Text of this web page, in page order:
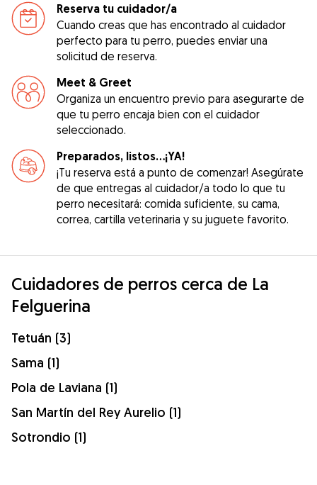
Reserva tu cuidador/a
Cuando creas que has encontrado al cuidador
perfecto para tu perro, puedes enviar una
solicitud de reserva.
Meet & Greet
Organiza un encuentro previo para asegurarte de
que tu perro encaja bien con el cuidador
seleccionado.
Preparados, listos...¡YA!
¡Tu reserva está a punto de comenzar! Asegúrate
de que entregas al cuidador/a todo lo que tu
perro necesitará: comida suficiente, su cama,
correa, cartilla veterinaria y su juguete favorito.
Cuidadores de perros cerca de La
Felguerina
Tetuán (3)
Sama (1)
Pola de Laviana (1)
San Martín del Rey Aurelio (1)
Sotrondio (1)